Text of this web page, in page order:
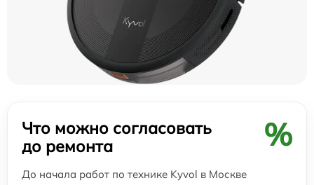
Что можно согласовать
до ремонта
%
До начала работ по технике Kyvol в Москве